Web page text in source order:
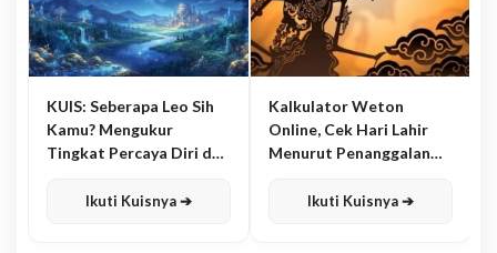
KUIS: Seberapa Leo Sih
Kamu? Mengukur
Tingkat Percaya Diri dan
Ikuti Kuisnya ➔
Kalkulator Weton
Online, Cek Hari Lahir
Menurut Penanggalan
Ikuti Kuisnya ➔